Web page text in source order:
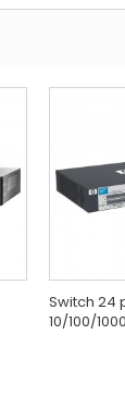
Switch 24
10/100/